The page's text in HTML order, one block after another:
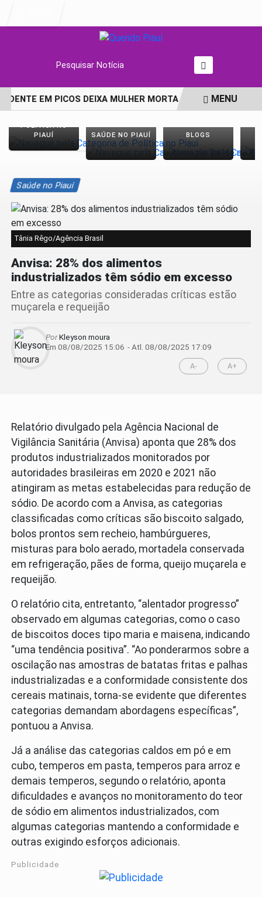
Pesquisar Notícia
EM PICOS DEIXA MULHER MORTA E FILHA EMMENU
POLÍTICA NO
PIAUÍ
SAÚDE NO PIAUÍ BLOGS
Saúde no Piauí
Tânia Rêgo/Agência Brasil
Anvisa: 28% dos alimentos
industrializados têm sódio em excesso
Entre as categorias consideradas críticas estão
muçarela e requeijão
PorKleyson moura
Em 08/08/2025 15:06 - Atl. 08/08/2025 17:09
A- A+
Relatório divulgado pela Agência Nacional de
Vigilância Sanitária (Anvisa) aponta que 28% dos
produtos industrializados monitorados por
autoridades brasileiras em 2020 e 2021 não
atingiram as metas estabelecidas para redução de
sódio. De acordo com a Anvisa, as categorias
classificadas como críticas são biscoito salgado,
bolos prontos sem recheio, hambúrgueres,
misturas para bolo aerado, mortadela conservada
em refrigeração, pães de forma, queijo muçarela e
requeijão.
O relatório cita, entretanto, “alentador progresso”
observado em algumas categorias, como o caso
de biscoitos doces tipo maria e maisena, indicando
“uma tendência positiva”. “Ao ponderarmos sobre a
oscilação nas amostras de batatas fritas e palhas
industrializadas e a conformidade consistente dos
cereais matinais, torna-se evidente que diferentes
categorias demandam abordagens específicas”,
pontuou a Anvisa.
Já a análise das categorias caldos em pó e em
cubo, temperos em pasta, temperos para arroz e
demais temperos, segundo o relatório, aponta
dificuldades e avanços no monitoramento do teor
de sódio em alimentos industrializados, com
algumas categorias mantendo a conformidade e
outras exigindo esforços adicionais.
Publicidade